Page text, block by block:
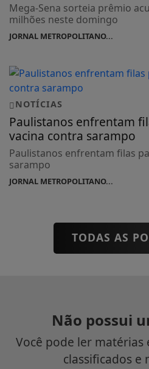
Mega-Sena sorteia prêmio
milhões neste domingo
JORNAL METROPOLITANO...
NOTÍCIAS
Paulistanos enfrentam
vacina contra sarampo
Paulistanos enfrentam filas
sarampo
JORNAL METROPOLITANO...
TODAS AS
Não possui
Você pode ler matérias
classificados e